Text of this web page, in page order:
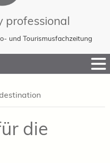
professional
und Tourismusfachzeitung
die